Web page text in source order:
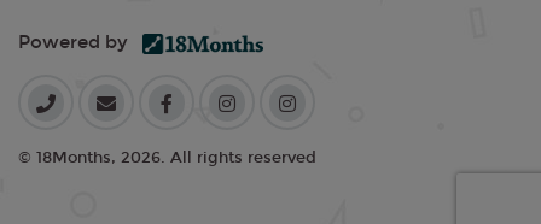
Powered by
© 18Months, 2026. All rights reserved